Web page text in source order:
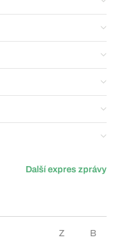
Další expres zprávy
Z B